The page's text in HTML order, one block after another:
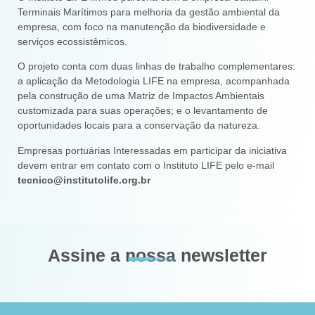
Terminais Marítimos para melhoria da gestão ambiental da
empresa, com foco na manutenção da biodiversidade e
serviços ecossistêmicos.
O projeto conta com duas linhas de trabalho complementares:
a aplicação da Metodologia LIFE na empresa, acompanhada
pela construção de uma Matriz de Impactos Ambientais
customizada para suas operações; e o levantamento de
oportunidades locais para a conservação da natureza.
Empresas portuárias Interessadas em participar da iniciativa
devem entrar em contato com o Instituto LIFE pelo e-mail
tecnico@institutolife.org.br
Assine a nossa newsletter